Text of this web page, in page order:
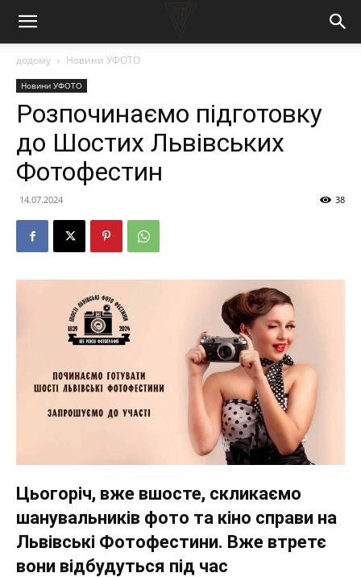
додому Новини УФОТО
Новини УФОТО
Розпочинаємо підготовку
до Шостих Львівських
Фотофестин
14.07.2024 38
Цьогоріч, вже вшосте, скликаємо
шанувальників фото та кіно справи на
Львівські Фотофестини. Вже втретє
вони відбудуться під час